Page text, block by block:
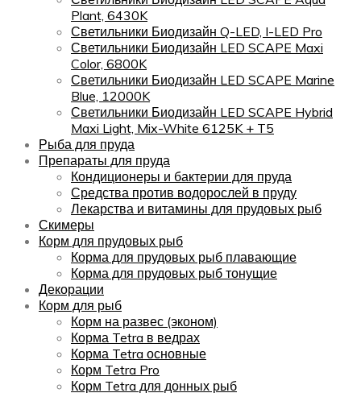
Plant, 6430K
Светильники Биодизайн Q-LED, I-LED Pro
Светильники Биодизайн LED SCAPE Maxi
Color, 6800K
Светильники Биодизайн LED SCAPE Marine
Blue, 12000K
Светильники Биодизайн LED SCAPE Hybrid
Maxi Light, Mix-White 6125K + T5
Рыба для пруда
Препараты для пруда
Кондиционеры и бактерии для пруда
Средства против водорослей в пруду
Лекарства и витамины для прудовых рыб
Скимеры
Корм для прудовых рыб
Корма для прудовых рыб плавающие
Корма для прудовых рыб тонущие
Декорации
Корм для рыб
Корм на развес (эконом)
Корма Tetra в ведрах
Корма Tetra основные
Корм Tetra Pro
Корм Tetra для донных рыб